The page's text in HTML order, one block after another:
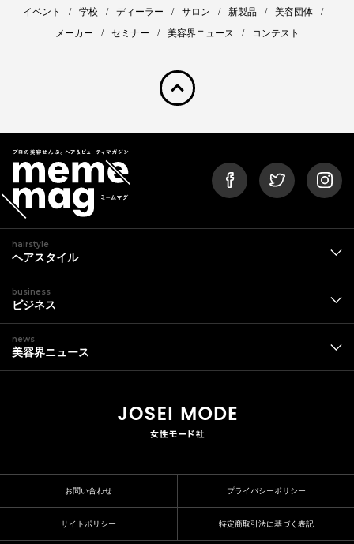
イベント 学校 ディーラー サロン 新製品
美容団体
メーカー
セミナー 美容界ニュース コンテスト
pagetop
hairstyle
ヘアスタイル
business
ビジネス
news
美容界ニュース
お問い合わせ プライバシーポリシー
サイトポリシー 特定商取引法に基づく表記